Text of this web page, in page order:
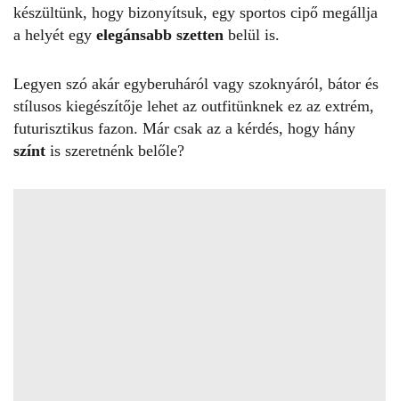
készültünk, hogy bizonyítsuk, egy sportos cipő megállja
a helyét egy elegánsabb szetten belül is.
Legyen szó akár egyberuháról vagy szoknyáról, bátor és
stílusos kiegészítője lehet az outfitünknek ez az extrém,
futurisztikus fazon. Már csak az a kérdés, hogy hány
színt is szeretnénk belőle?